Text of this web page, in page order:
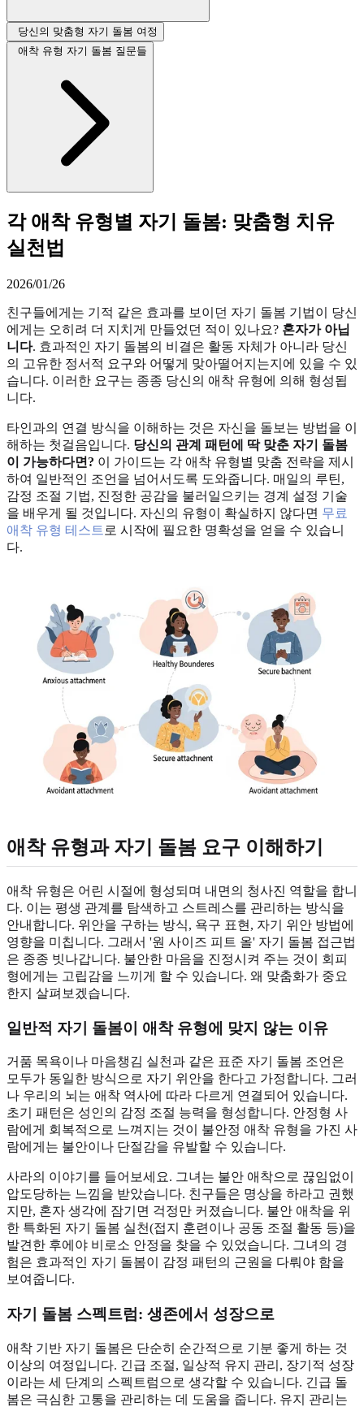
당신의 맞춤형 자기 돌봄 여정
애착 유형 자기 돌봄 질문들
각 애착 유형별 자기 돌봄: 맞춤형 치유
실천법
2026/01/26
친구들에게는 기적 같은 효과를 보이던 자기 돌봄 기법이 당신
에게는 오히려 더 지치게 만들었던 적이 있나요? 혼자가 아닙
니다. 효과적인 자기 돌봄의 비결은 활동 자체가 아니라 당신
의 고유한 정서적 요구와 어떻게 맞아떨어지는지에 있을 수 있
습니다. 이러한 요구는 종종 당신의 애착 유형에 의해 형성됩
니다.
타인과의 연결 방식을 이해하는 것은 자신을 돌보는 방법을 이
해하는 첫걸음입니다. 당신의 관계 패턴에 딱 맞춘 자기 돌봄
이 가능하다면? 이 가이드는 각 애착 유형별 맞춤 전략을 제시
하여 일반적인 조언을 넘어서도록 도와줍니다. 매일의 루틴,
감정 조절 기법, 진정한 공감을 불러일으키는 경계 설정 기술
을 배우게 될 것입니다. 자신의 유형이 확실하지 않다면 무료
애착 유형 테스트 로 시작에 필요한 명확성을 얻을 수 있습니
다.
애착 유형과 자기 돌봄 요구 이해하기
애착 유형은 어린 시절에 형성되며 내면의 청사진 역할을 합니
다. 이는 평생 관계를 탐색하고 스트레스를 관리하는 방식을
안내합니다. 위안을 구하는 방식, 욕구 표현, 자기 위안 방법에
영향을 미칩니다. 그래서 '원 사이즈 피트 올' 자기 돌봄 접근법
은 종종 빗나갑니다. 불안한 마음을 진정시켜 주는 것이 회피
형에게는 고립감을 느끼게 할 수 있습니다. 왜 맞춤화가 중요
한지 살펴보겠습니다.
일반적 자기 돌봄이 애착 유형에 맞지 않는 이유
거품 목욕이나 마음챙김 실천과 같은 표준 자기 돌봄 조언은
모두가 동일한 방식으로 자기 위안을 한다고 가정합니다. 그러
나 우리의 뇌는 애착 역사에 따라 다르게 연결되어 있습니다.
초기 패턴은 성인의 감정 조절 능력을 형성합니다. 안정형 사
람에게 회복적으로 느껴지는 것이 불안정 애착 유형을 가진 사
람에게는 불안이나 단절감을 유발할 수 있습니다.
사라의 이야기를 들어보세요. 그녀는 불안 애착으로 끊임없이
압도당하는 느낌을 받았습니다. 친구들은 명상을 하라고 권했
지만, 혼자 생각에 잠기면 걱정만 커졌습니다. 불안 애착을 위
한 특화된 자기 돌봄 실천(접지 훈련이나 공동 조절 활동 등)을
발견한 후에야 비로소 안정을 찾을 수 있었습니다. 그녀의 경
험은 효과적인 자기 돌봄이 감정 패턴의 근원을 다뤄야 함을
보여줍니다.
자기 돌봄 스펙트럼: 생존에서 성장으로
애착 기반 자기 돌봄은 단순히 순간적으로 기분 좋게 하는 것
이상의 여정입니다. 긴급 조절, 일상적 유지 관리, 장기적 성장
이라는 세 단계의 스펙트럼으로 생각할 수 있습니다. 긴급 돌
봄은 극심한 고통을 관리하는 데 도움을 줍니다. 유지 관리는